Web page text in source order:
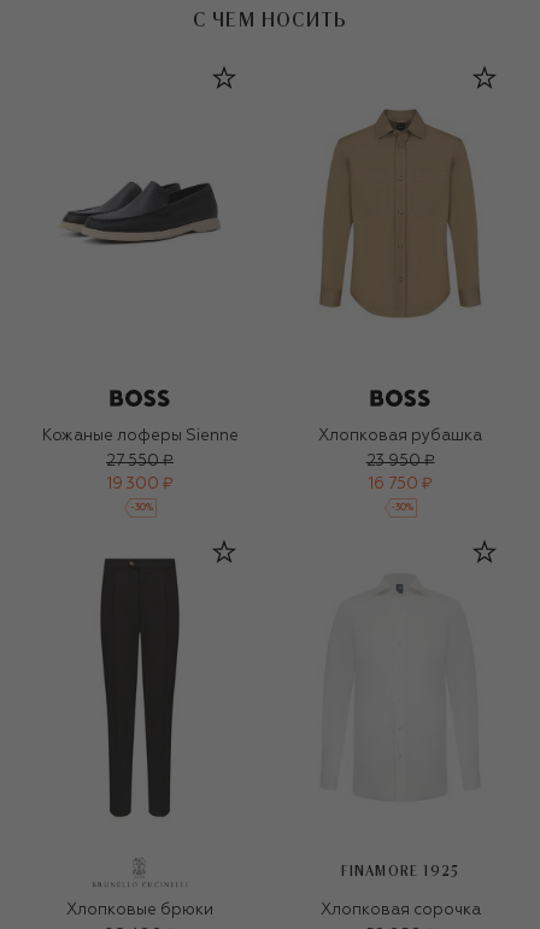
С ЧЕМ НОСИТЬ
Кожаные лоферы Sienne
27 550 ₽
19 300 ₽
-30%
Хлопковая рубашка
23 950 ₽
16 750 ₽
-30%
Хлопковые брюки
FINAMORE 1925
Хлопковая сорочка